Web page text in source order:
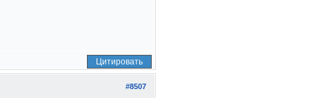
Цитировать
#8507